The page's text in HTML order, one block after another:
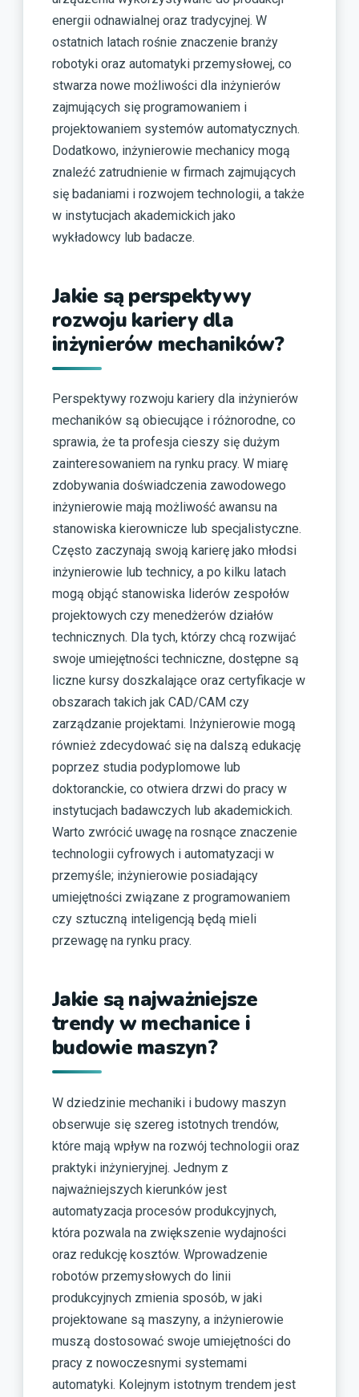
energii odnawialnej oraz tradycyjnej. W
ostatnich latach rośnie znaczenie branży
robotyki oraz automatyki przemysłowej, co
stwarza nowe możliwości dla inżynierów
zajmujących się programowaniem i
projektowaniem systemów automatycznych.
Dodatkowo, inżynierowie mechanicy mogą
znaleźć zatrudnienie w firmach zajmujących
się badaniami i rozwojem technologii, a także
w instytucjach akademickich jako
wykładowcy lub badacze.
Jakie są perspektywy
rozwoju kariery dla
inżynierów mechaników?
Perspektywy rozwoju kariery dla inżynierów
mechaników są obiecujące i różnorodne, co
sprawia, że ta profesja cieszy się dużym
zainteresowaniem na rynku pracy. W miarę
zdobywania doświadczenia zawodowego
inżynierowie mają możliwość awansu na
stanowiska kierownicze lub specjalistyczne.
Często zaczynają swoją karierę jako młodsi
inżynierowie lub technicy, a po kilku latach
mogą objąć stanowiska liderów zespołów
projektowych czy menedżerów działów
technicznych. Dla tych, którzy chcą rozwijać
swoje umiejętności techniczne, dostępne są
liczne kursy doszkalające oraz certyfikacje w
obszarach takich jak CAD/CAM czy
zarządzanie projektami. Inżynierowie mogą
również zdecydować się na dalszą edukację
poprzez studia podyplomowe lub
doktoranckie, co otwiera drzwi do pracy w
instytucjach badawczych lub akademickich.
Warto zwrócić uwagę na rosnące znaczenie
technologii cyfrowych i automatyzacji w
przemyśle; inżynierowie posiadający
umiejętności związane z programowaniem
czy sztuczną inteligencją będą mieli
przewagę na rynku pracy.
Jakie są najważniejsze
trendy w mechanice i
budowie maszyn?
W dziedzinie mechaniki i budowy maszyn
obserwuje się szereg istotnych trendów,
które mają wpływ na rozwój technologii oraz
praktyki inżynieryjnej. Jednym z
najważniejszych kierunków jest
automatyzacja procesów produkcyjnych,
która pozwala na zwiększenie wydajności
oraz redukcję kosztów. Wprowadzenie
robotów przemysłowych do linii
produkcyjnych zmienia sposób, w jaki
projektowane są maszyny, a inżynierowie
muszą dostosować swoje umiejętności do
pracy z nowoczesnymi systemami
automatyki. Kolejnym istotnym trendem jest